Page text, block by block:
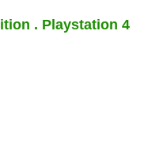
. Playstation 4